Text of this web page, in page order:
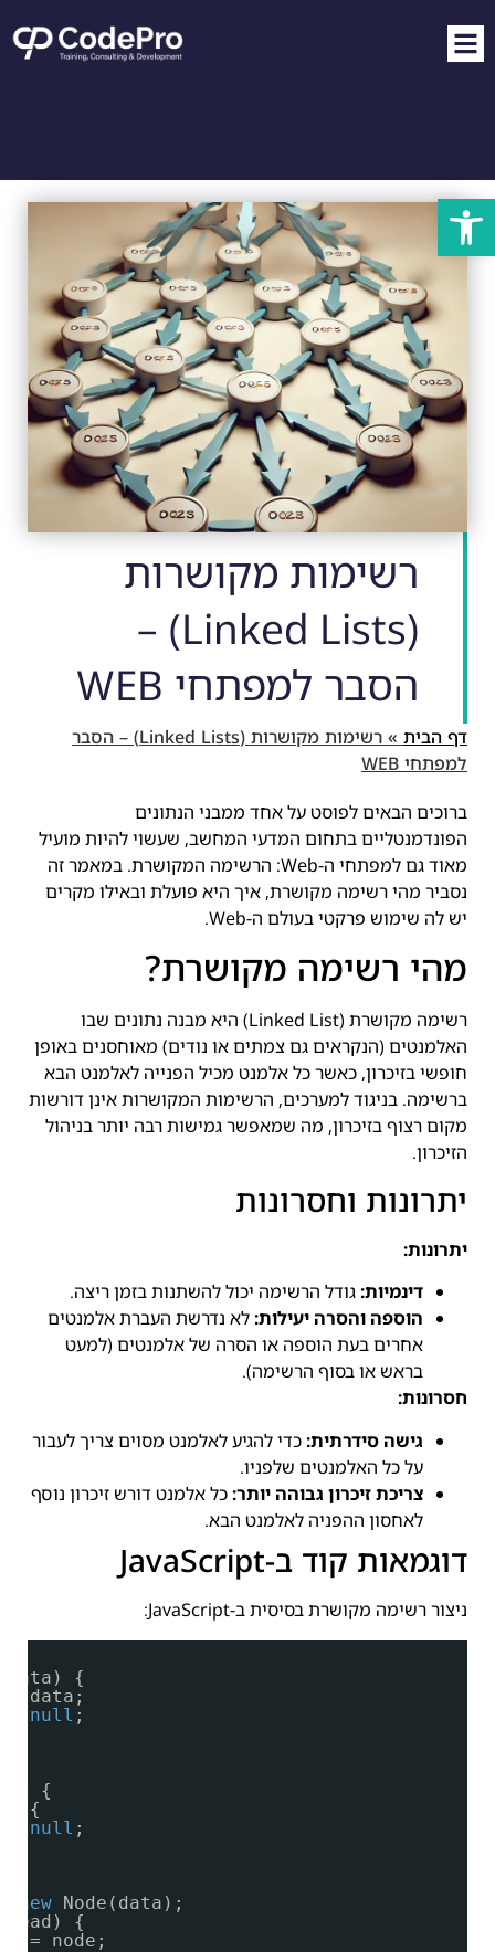
פתח סרגל נגישות
רשימות מקושרות
(Linked Lists) –
הסבר למפתחי WEB
דף הבית »
רשימות מקושרות (Linked Lists) – הסבר
למפתחי WEB
ברוכים הבאים לפוסט על אחד ממבני הנתונים
הפונדמנטליים בתחום המדעי המחשב, שעשוי להיות מועיל
מאוד גם למפתחי ה-Web: הרשימה המקושרת. במאמר זה
נסביר מהי רשימה מקושרת, איך היא פועלת ובאילו מקרים
יש לה שימוש פרקטי בעולם ה-Web.
מהי רשימה מקושרת?
רשימה מקושרת (Linked List) היא מבנה נתונים שבו
האלמנטים (הנקראים גם צמתים או נודים) מאוחסנים באופן
חופשי בזיכרון, כאשר כל אלמנט מכיל הפנייה לאלמנט הבא
ברשימה. בניגוד למערכים, הרשימות המקושרות אינן דורשות
מקום רצוף בזיכרון, מה שמאפשר גמישות רבה יותר בניהול
הזיכרון.
יתרונות וחסרונות
יתרונות:
דינמיות:גודל הרשימה יכול להשתנות בזמן ריצה.
הוספה והסרה יעילות:לא נדרשת העברת אלמנטים
אחרים בעת הוספה או הסרה של אלמנטים (למעט
בראש או בסוף הרשימה).
חסרונות:
גישה סידרתית:כדי להגיע לאלמנט מסוים צריך לעבור
על כל האלמנטים שלפניו.
צריכת זיכרון גבוהה יותר:כל אלמנט דורש זיכרון נוסף
לאחסון ההפניה לאלמנט הבא.
דוגמאות קוד ב-JavaScript
ניצור רשימה מקושרת בסיסית ב-JavaScript:
{
data;
null ;
{
{
null ;
new Node(data);
{
= node;